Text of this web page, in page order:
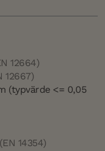
12664)
12667)
(typvärde <= 0,05
(EN 14354)